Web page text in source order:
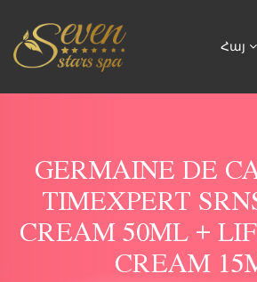
Հայ
GERMAINE DE
TIMEXPERT
CREAM 50ML +
CREAM